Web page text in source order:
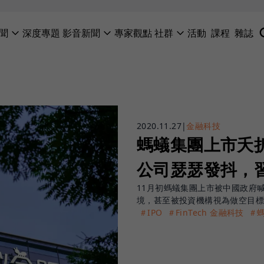
深度專題 影音新聞 專家觀點社群 活動 課程 雜誌
2020.11.27|金融科技
螞蟻集團上市夭
公司瑟瑟發抖，
11月初螞蟻集團上市被中國政府
境，甚至被投資機構視為做空目
＃IPO
＃FinTech 金融科技 ＃